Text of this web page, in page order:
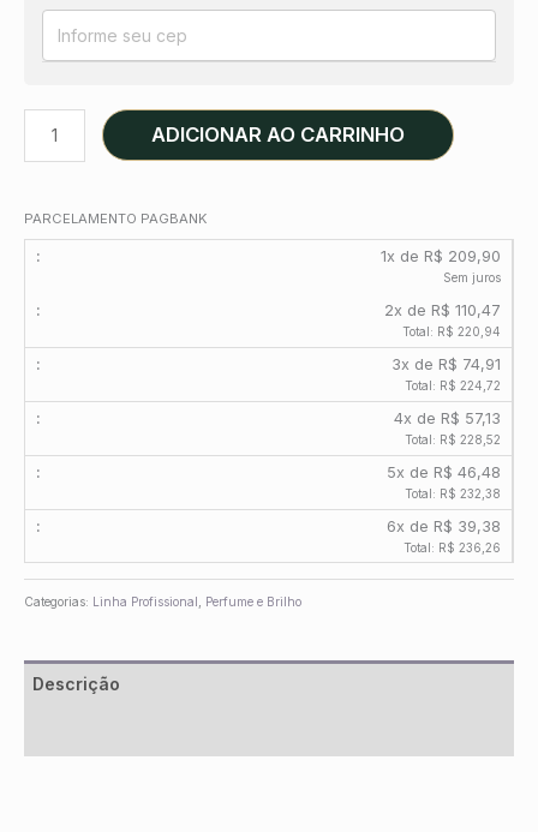
ADICIONAR AO CARRINHO
PARCELAMENTO PAGBANK
1x de R$ 209,90
Sem juros
2x de R$ 110,47
Total: R$ 220,94
3x de R$ 74,91
Total: R$ 224,72
4x de R$ 57,13
Total: R$ 228,52
5x de R$ 46,48
Total: R$ 232,38
6x de R$ 39,38
Total: R$ 236,26
Categorias: Linha Profissional Perfume e Brilho
Descrição